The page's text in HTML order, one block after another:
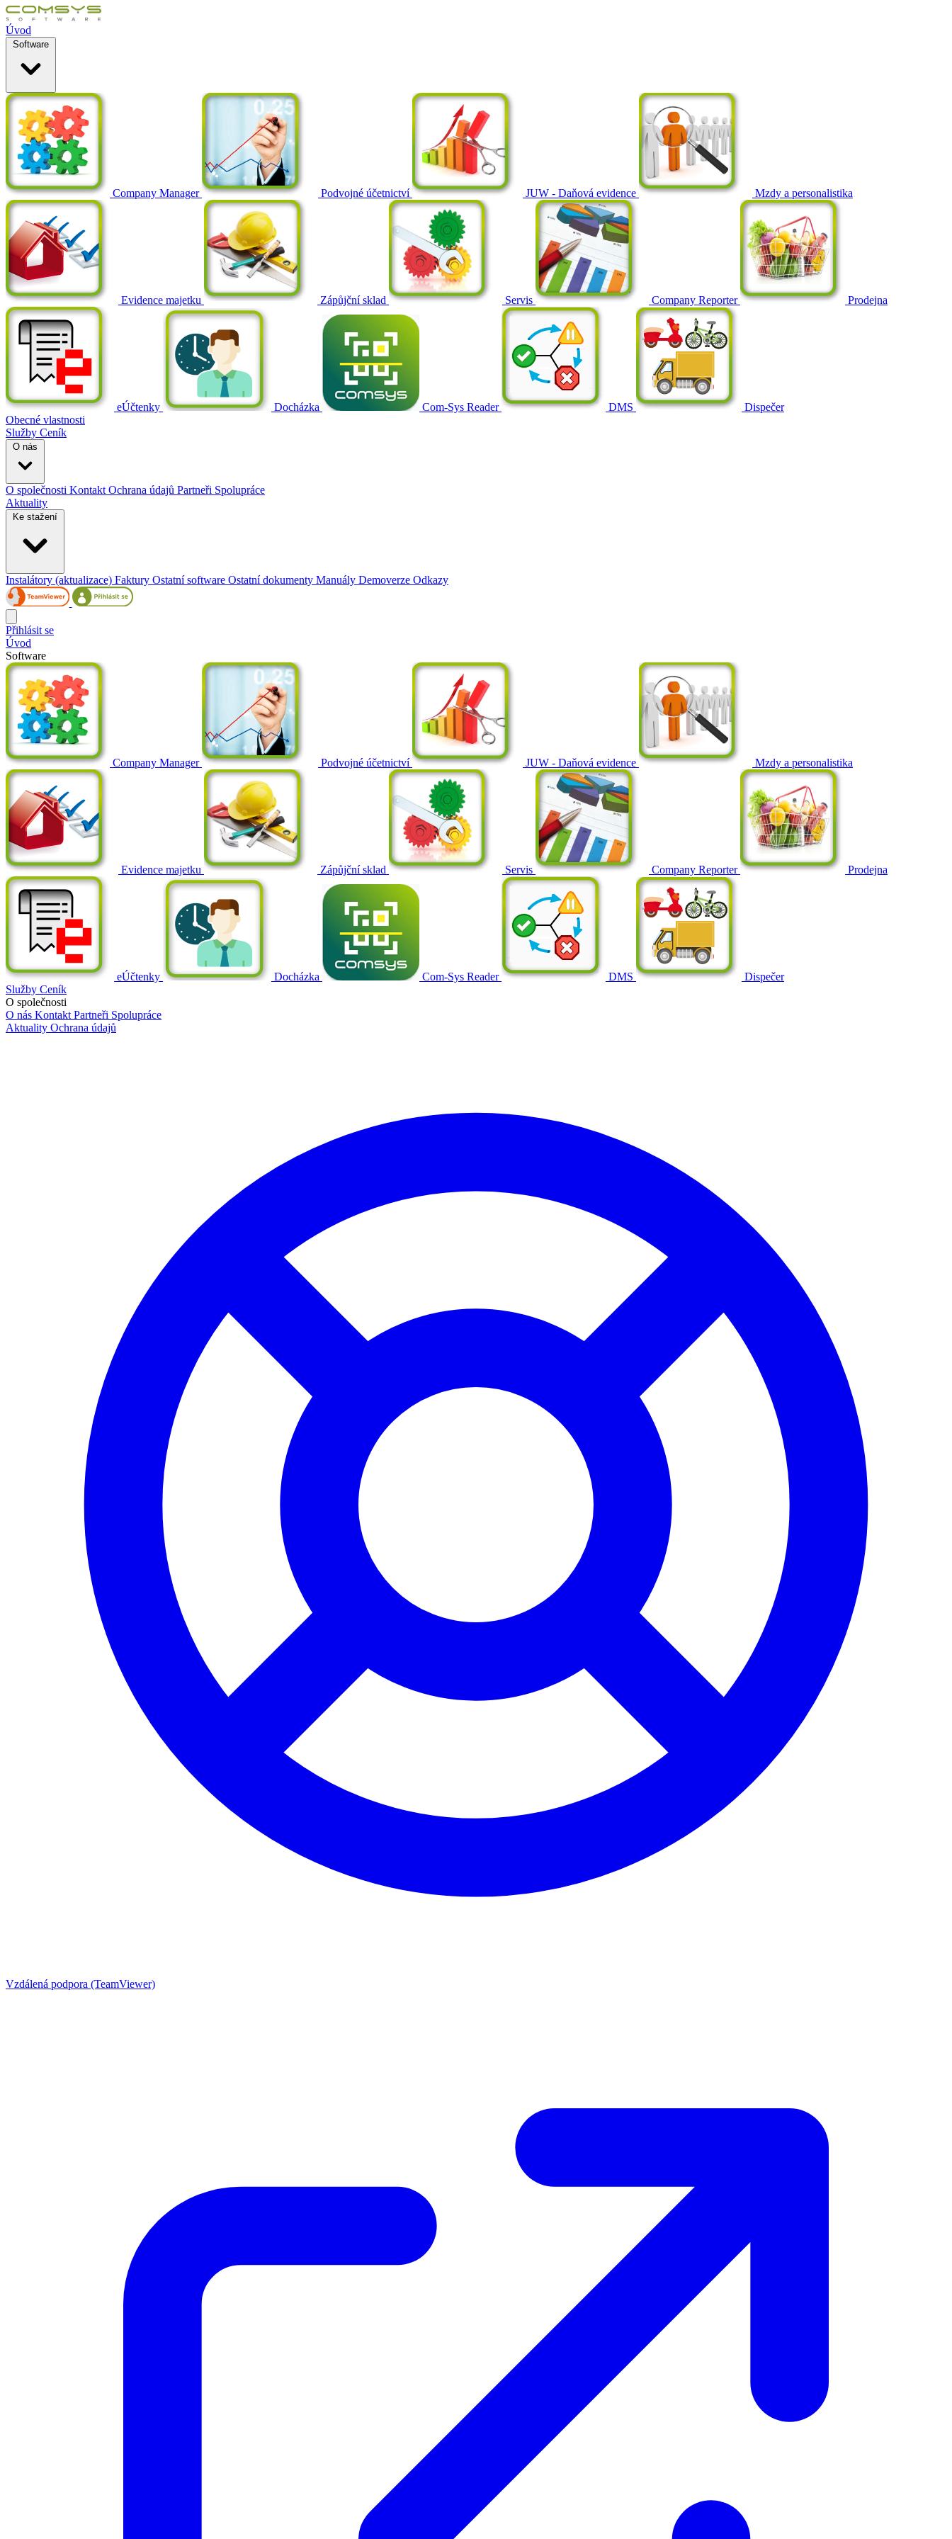
Úvod
Software
Company Manager Podvojné účetnictví JUW - Daňová evidence Mzdy a personalistika
Evidence majetku Zápůjční sklad Servis Company Reporter Prodejna
eÚčtenky Docházka Com-Sys Reader DMS
Dispečer
Obecné vlastnosti
Služby Ceník
O nás
O společnosti Kontakt Ochrana údajů Partneři Spolupráce
Aktuality
Ke stažení
Instalátory (aktualizace) Faktury Ostatní software Ostatní dokumenty Manuály Demoverze Odkazy
Přihlásit se
Úvod
Software
Company Manager Podvojné účetnictví JUW - Daňová evidence Mzdy a personalistika
Evidence majetku Zápůjční sklad Servis Company Reporter Prodejna
eÚčtenky Docházka Com-Sys Reader DMS
Dispečer
Služby Ceník
O společnosti
O nás Kontakt Partneři Spolupráce
Aktuality Ochrana údajů
Vzdálená podpora (TeamViewer)